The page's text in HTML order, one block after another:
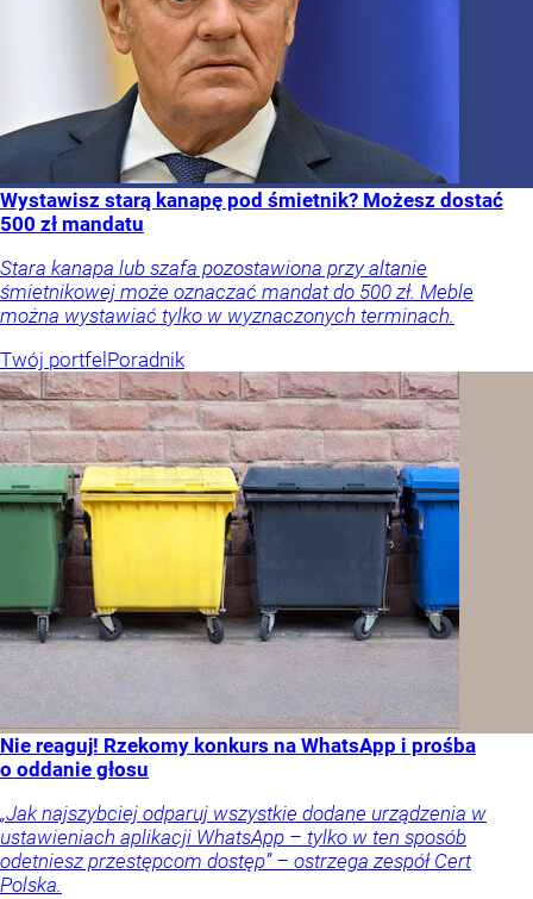
Wystawisz starą kanapę pod śmietnik? Możesz dostać
500 zł mandatu
Stara kanapa lub szafa pozostawiona przy altanie
śmietnikowej może oznaczać mandat do 500 zł. Meble
można wystawiać tylko w wyznaczonych terminach.
Twój portfel Poradnik
Nie reaguj! Rzekomy konkurs na WhatsApp i prośba
o oddanie głosu
„Jak najszybciej odparuj wszystkie dodane urządzenia w
ustawieniach aplikacji WhatsApp – tylko w ten sposób
odetniesz przestępcom dostęp” – ostrzega zespół Cert
Polska.